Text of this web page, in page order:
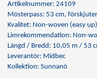
Artikelnummer: 24109
Mösterpass: 53 cm,
Kvalitet: Non-woven (easy up)
Limrekommendation: Non-
Längd / Bredd: 10,05 m / 53
Leverantör: Midbec
Kollektion: Sunnanö